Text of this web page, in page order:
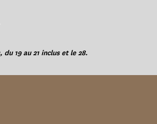
du 19 au 21 inclus et le 28.